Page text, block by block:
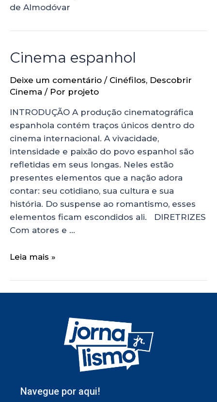
de Almodóvar
Cinema espanhol
Deixe um comentário / Cinéfilos, Descobrir
Cinema / Por projeto
INTRODUÇÃO A produção cinematográfica
espanhola contém traços únicos dentro do
cinema internacional. A vivacidade,
intensidade e paixão do povo espanhol são
refletidas em seus longas. Neles estão
presentes elementos que a nação adora
contar: seu cotidiano, sua cultura e sua
história. Do suspense ao romantismo, esses
elementos ficam escondidos ali. DIRETRIZES
Com atores e …
Leia mais »
Navegue por aqui!